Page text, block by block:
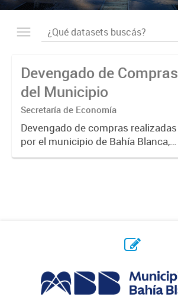
Devengado de Compras
del Municipio
Secretaría de Economía
Devengado de compras realizadas
por el municipio de Bahía Blanca,
por año y proveedor. Un monto